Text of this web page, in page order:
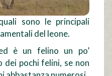
sono le principali
del leone.
è un felino un po’
dei pochi felini, se non